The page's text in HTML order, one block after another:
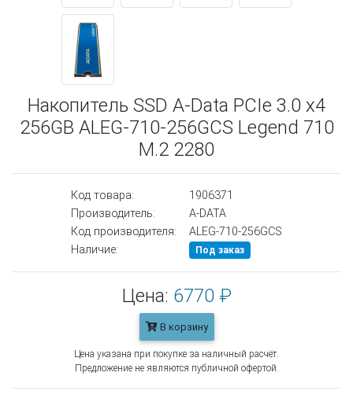
Накопитель SSD A-Data PCIe 3.0 x4
256GB ALEG-710-256GCS Legend 710
M.2 2280
Код товара:
1906371
Производитель:
A-DATA
Код производителя:
ALEG-710-256GCS
Наличие:
Под заказ
Цена: 6770 ₽
В корзину
Цена указана при покупке за наличный расчёт.
Предложение не являются публичной офертой.